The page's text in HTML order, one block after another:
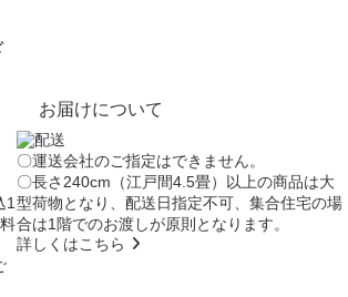
1
お届けについて
〇運送会社のご指定はできません。
〇長さ240cm（江戸間4.5畳）以上の商品は大
型荷物となり、配送日指定不可 、集合住宅の場
合は1階でのお渡しが原則となります。
詳しくはこちら